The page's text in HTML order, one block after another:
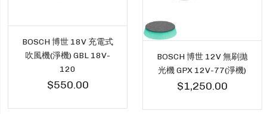
BOSCH 博世 18V 充電式
吹風機(淨機) GBL 18V-
120
$550.00
BOSCH 博世 12V 無刷拋
光機 GPX 12V-77(淨機)
$1,250.00